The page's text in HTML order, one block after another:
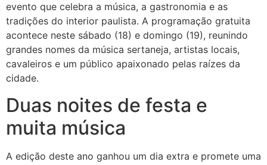
evento que celebra a música, a gastronomia e as
tradições do interior paulista. A programação gratuita
acontece neste sábado (18) e domingo (19), reunindo
grandes nomes da música sertaneja, artistas locais,
cavaleiros e um público apaixonado pelas raízes da
cidade.
Duas noites de festa e
muita música
A edição deste ano ganhou um dia extra e promete uma